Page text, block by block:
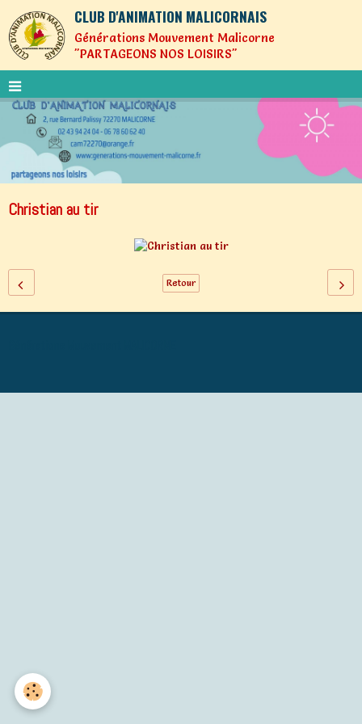
CLUB D'ANIMATION MALICORNAIS
Générations Mouvement Malicorne
"PARTAGEONS NOS LOISIRS"
Christian au tir
Retour